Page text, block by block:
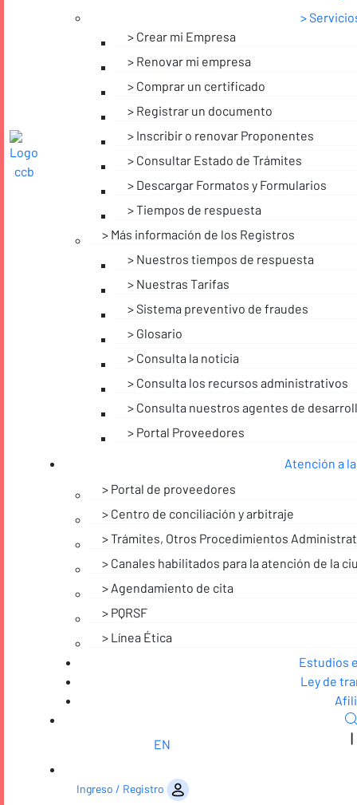
Crear mi Empresa
Renovar mi empresa
Comprar un certificado
Registrar un documento
Inscribir o renovar Proponentes
Consultar Estado de Trámites
Descargar Formatos y Formularios
Tiempos de respuesta
Más información de los Registros
Nuestros tiempos de respuesta
Nuestras Tarifas
Sistema preventivo de fraudes
Glosario
Consulta la noticia
Consulta los recursos administrativos
Consulta nuestros agentes de
Portal Proveedores
Atención a
Portal de proveedores
Centro de conciliación y arbitraje
Trámites, Otros Procedimientos
Canales habilitados para la atención de la
Agendamiento de cita
PQRSF
Línea Ética
Estudios
Ley de
EN |
Ingreso / Registro